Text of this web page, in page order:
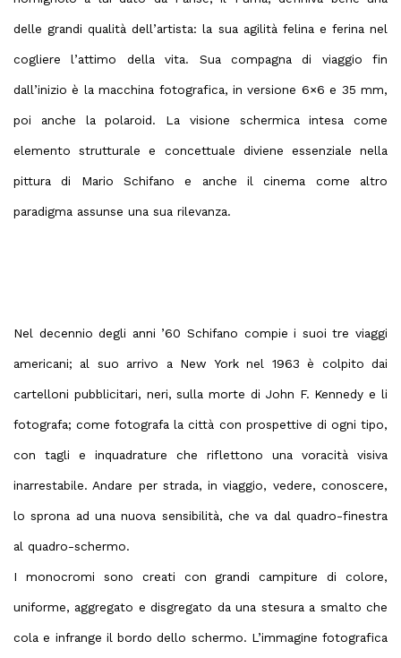
delle grandi qualità dell’artista: la sua agilità felina e ferina nel
coglierel’attimo della vita. Sua compagna di viaggio fin
dall’inizio è la macchina fotografica, in versione 6×6 e 35 mm,
poi anche la polaroid. La visione schermica intesa come
elemento strutturale e concettuale diviene essenziale nella
pittura di Mario Schifano e anche il cinema come altro
paradigma assunse una sua rilevanza.
Nel decennio degli anni ’60 Schifano compie i suoi tre viaggi
americani; al suo arrivo a New York nel 1963 è colpito dai
cartelloni pubblicitari, neri, sulla morte di John F. Kennedy e li
fotografa; come fotografa la città con prospettive di ogni tipo,
con tagli e inquadrature che riflettono una voracità visiva
inarrestabile. Andare per strada, in viaggio, vedere, conoscere,
lo sprona ad una nuova sensibilità, che va dal quadro-finestra
al quadro-schermo.
I monocromi sono creati con grandi campiture di colore,
uniforme, aggregato e disgregato da una stesura a smalto che
cola e infrange il bordo dello schermo. L’immagine fotografica